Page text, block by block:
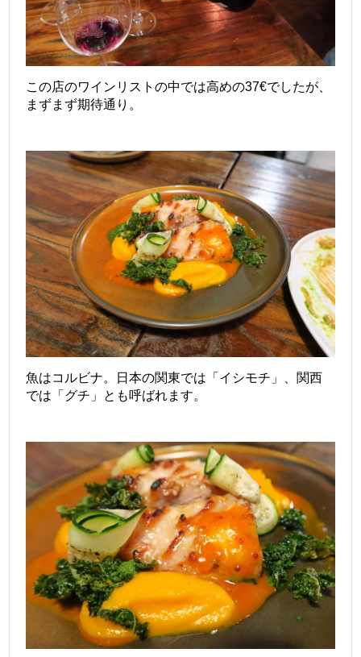
この店のワインリストの中では高めの37€でしたが、
まずまず期待通り。
魚はコルビナ。日本の関東では「イシモチ」、関西
では「グチ」とも呼ばれます。